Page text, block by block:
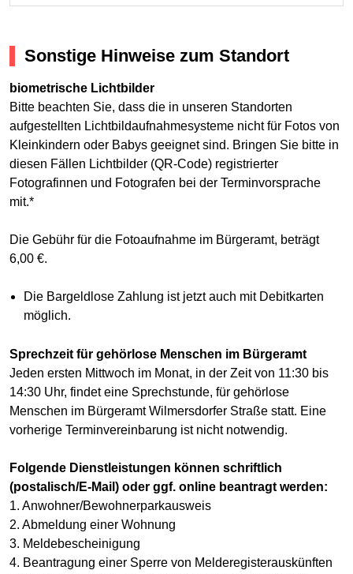
Sonstige Hinweise zum Standort
biometrische Lichtbilder
Bitte beachten Sie, dass die in unseren Standorten
aufgestellten Lichtbildaufnahmesysteme nicht für Fotos von
Kleinkindern oder Babys geeignet sind. Bringen Sie bitte in
diesen Fällen Lichtbilder (QR-Code) registrierter
Fotografinnen und Fotografen bei der Terminvorsprache
mit.*
Die Gebühr für die Fotoaufnahme im Bürgeramt, beträgt
6,00 €.
Die Bargeldlose Zahlung ist jetzt auch mit Debitkarten
möglich.
Sprechzeit für gehörlose Menschen im Bürgeramt
Jeden ersten Mittwoch im Monat, in der Zeit von 11:30 bis
14:30 Uhr, findet eine Sprechstunde, für gehörlose
Menschen im Bürgeramt Wilmersdorfer Straße statt. Eine
vorherige Terminvereinbarung ist nicht notwendig.
Folgende Dienstleistungen können schriftlich
(postalisch/E-Mail) oder ggf. online beantragt werden:
1. Anwohner/Bewohnerparkausweis
2. Abmeldung einer Wohnung
3. Meldebescheinigung
4. Beantragung einer Sperre von Melderegisterauskünften